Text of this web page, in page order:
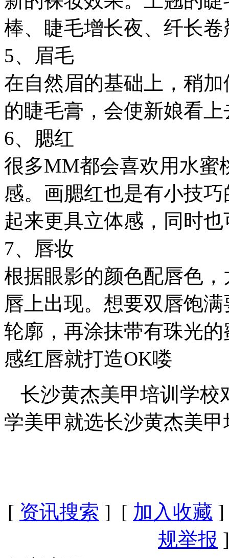
棒、睫毛增长夜、纤长
5、眉毛
在自然眉的基础上，稍
的睫毛膏，会使新娘看
6、腮红
很多MM都会喜欢用水蜜
感。画腮红也是有小技
起来更具立体感，同时
7、唇妆
根据眼影的颜色配唇色
唇上出现。想要双唇饱
轮廓，再涂抹带有珠光
感红唇就打造OK喽
长沙黄杰美甲培训学校
学美甲就选长沙黄杰美
[ 资讯搜索 ] [ 加入收藏
规举报